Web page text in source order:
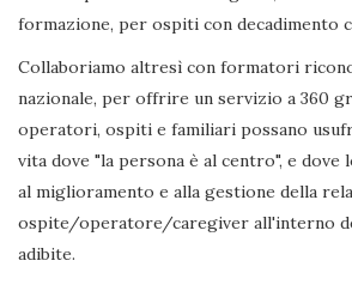
formazione, per ospiti con decadimento
Collaboriamo altresì con formatori
nazionale, per offrire un servizio a 360
operatori, ospiti e familiari possano
vita dove "la persona è al centro", e dove
al miglioramento e alla gestione della
ospite/operatore/caregiver all'interno
adibite.